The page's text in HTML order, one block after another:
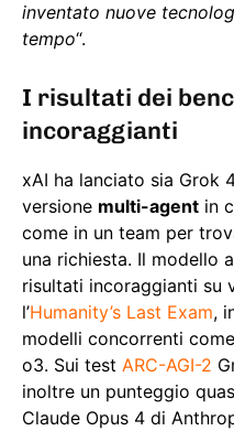
inventato nuove
tempo“.
I risultati dei
incoraggianti
xAI ha lanciato sia Grok
versione multi-agent in
come in un team per
una richiesta. Il modello
risultati incoraggianti su
l’Humanity’s Last Exam,
modelli concorrenti
o3. Sui test ARC-AGI-2
inoltre un punteggio
Claude Opus 4 di